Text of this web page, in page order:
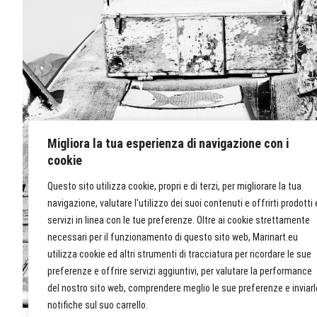
Migliora la tua esperienza di navigazione con i
cookie
Questo sito utilizza cookie, propri e di terzi, per migliorare la tua
navigazione, valutare l'utilizzo dei suoi contenuti e offrirti prodotti
servizi in linea con le tue preferenze. Oltre ai cookie strettamente
necessari per il funzionamento di questo sito web, Marinart.eu
utilizza cookie ed altri strumenti di tracciatura per ricordare le sue
preferenze e offrire servizi aggiuntivi, per valutare la performance
del nostro sito web, comprendere meglio le sue preferenze e
notifiche sul suo carrello.